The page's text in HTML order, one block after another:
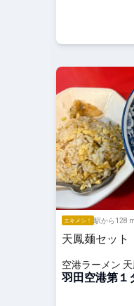
エキメシ！ 駅から128 m
天鳳麺セット
空港ラーメン
羽田空港第１